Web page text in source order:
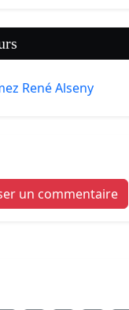
René Alseny
un commentaire